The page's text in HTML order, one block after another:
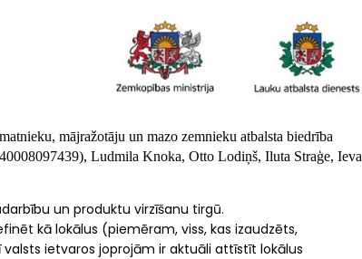
mājražotāju un mazo zemnieku atbalsta biedrība
40008097439), Ludmila Knoka, Otto Lodiņš, Iluta Straģe, Ieva
un produktu virzīšanu tirgū.
kā lokālus (piemēram, viss, kas izaudzēts,
ietvaros joprojām ir aktuāli attīstīt lokālus